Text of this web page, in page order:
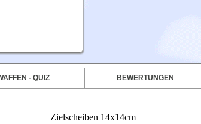
- QUIZ BEWERTUNGEN
Zielscheiben 14x14cm